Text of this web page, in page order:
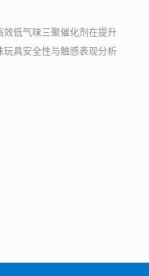
效低气味三聚催化剂在提升
玩具安全性与触感表现分析